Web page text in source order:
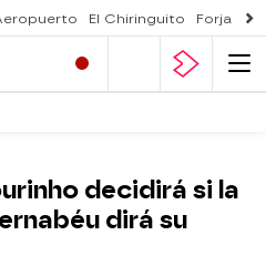
El Chiringuito Forjado
decidirá si la
dirá su